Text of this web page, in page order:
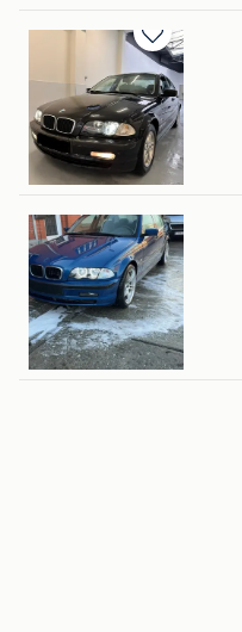
Bewaren
in
Mijn
Favorieten
idriss
Hamme
in
Mijn
Favorieten
Milan geeraert
Wervik